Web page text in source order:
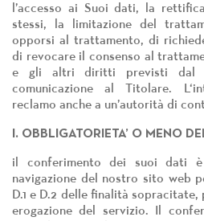
l’accesso ai Suoi dati, la
stessi, la limitazione del
opporsi al trattamento, di
di revocare il consenso al
e gli altri diritti previsti dal
comunicazione al Titolare.
reclamo anche a un’autorità di
I. OBBLIGATORIETA’ O MENO
il conferimento dei suoi dati
navigazione del nostro sito web
D.1 e D.2 delle finalità
erogazione del servizio. Il